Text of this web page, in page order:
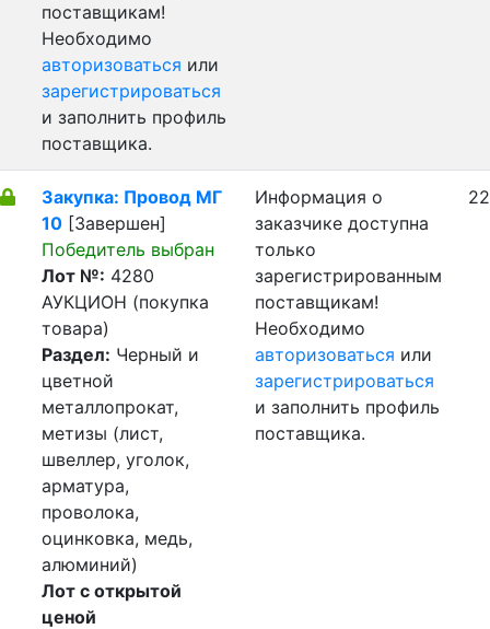
поставщикам!
Необходимо
авторизоваться или
зарегистрироваться
и заполнить профиль
поставщика.
Закупка: Провод МГ
10 [Завершен]
Победитель выбран
Лот №: 4280
АУКЦИОН (покупка
товара)
Раздел: Черный и
цветной
металлопрокат,
метизы (лист,
швеллер, уголок,
арматура,
проволока,
оцинковка, медь,
алюминий)
Лот с открытой
ценой
Информация о
заказчике доступна
только
зарегистрированным
поставщикам!
Необходимо
авторизоваться или
зарегистрироваться
и заполнить профиль
поставщика.